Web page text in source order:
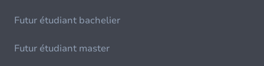
Futur étudiant bachelier
Futur étudiant master